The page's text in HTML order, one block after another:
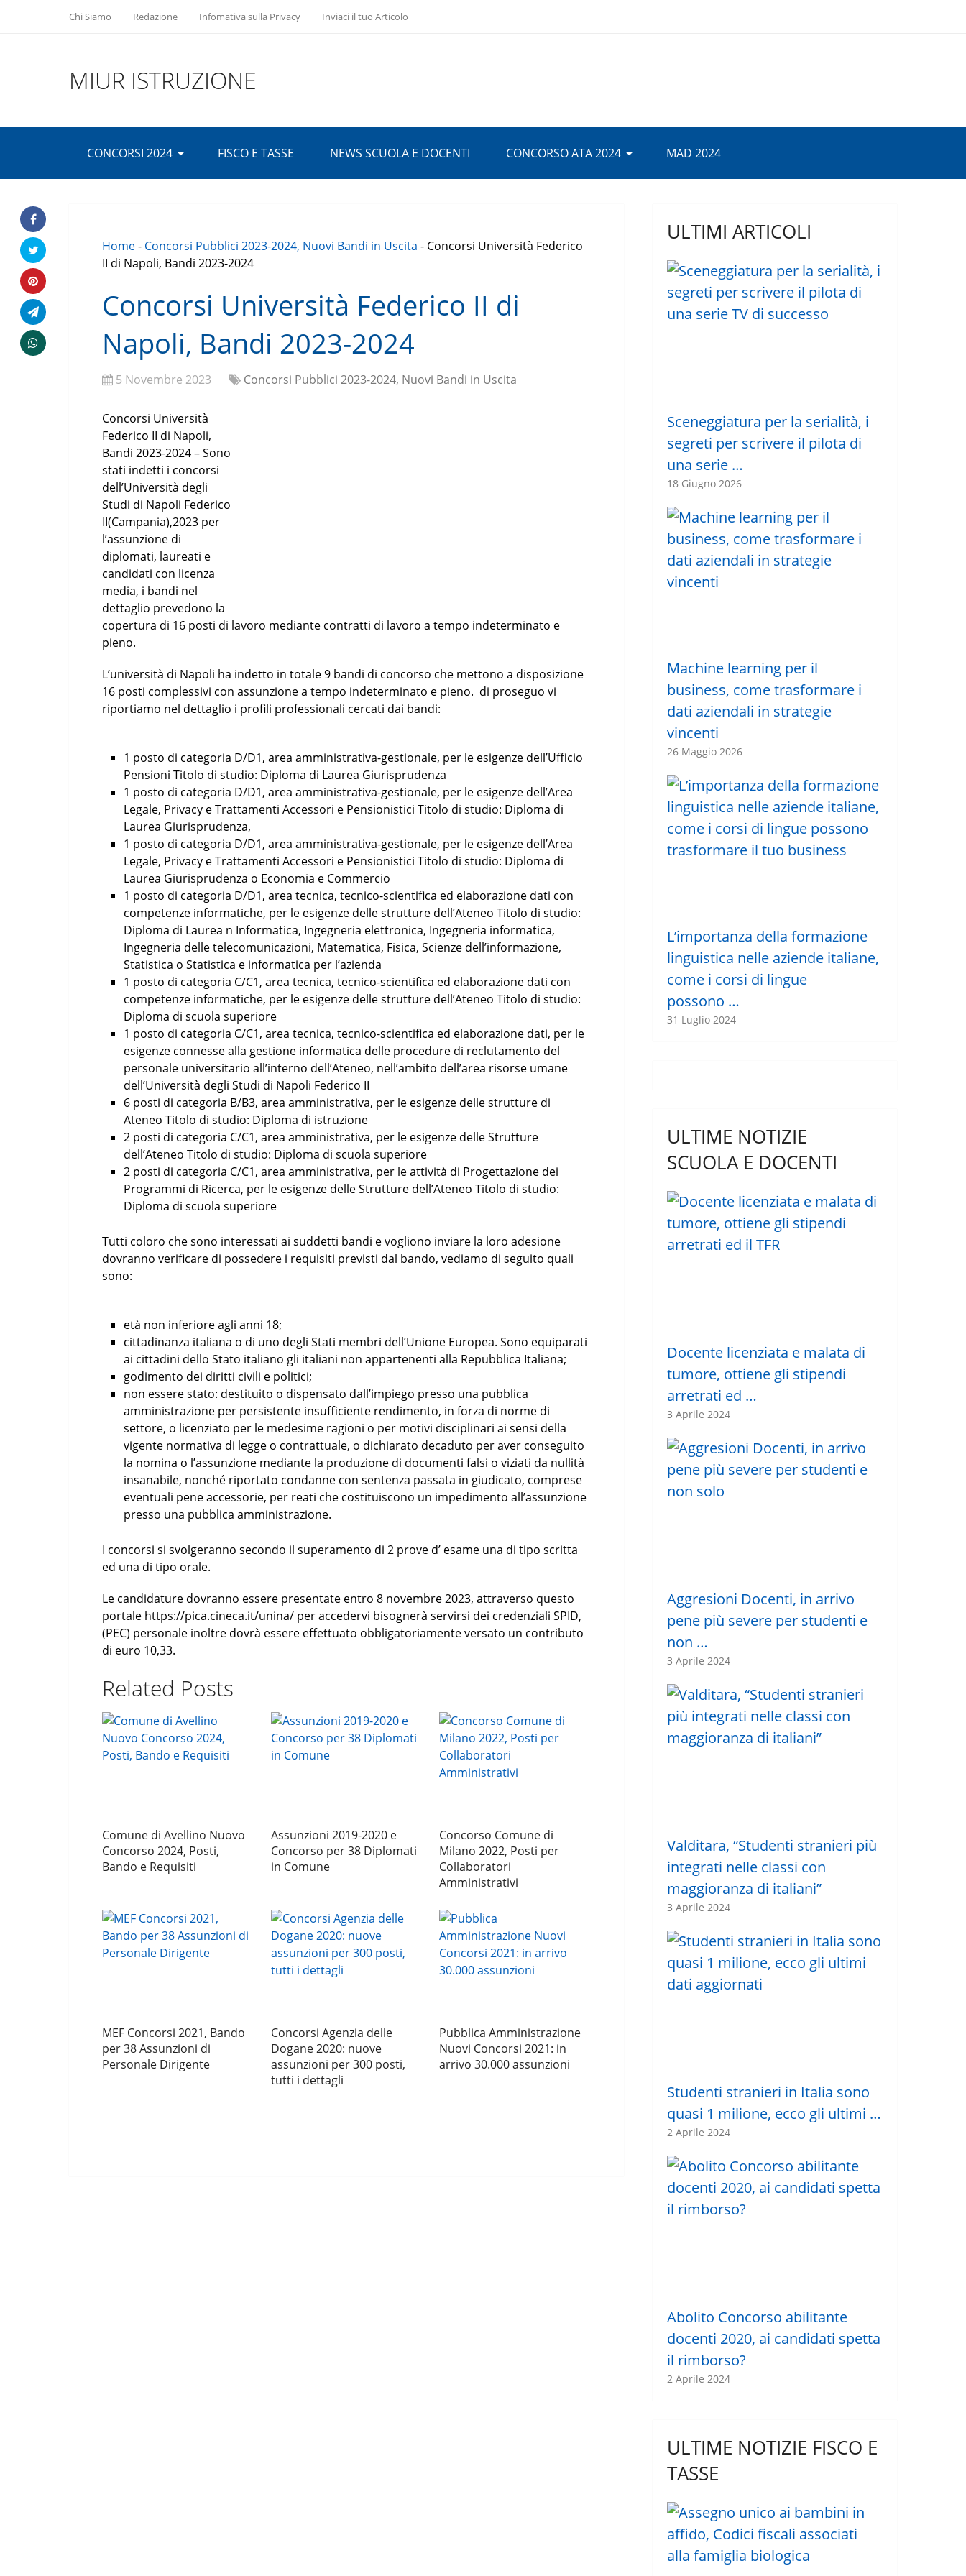
Chi Siamo Redazione Infomativa sulla Privacy Inviaci il tuo Articolo
MIUR ISTRUZIONE
CONCORSI 2024 FISCO E TASSE NEWS SCUOLA E DOCENTI CONCORSO ATA 2024 MAD 2024
Home- Concorsi Pubblici 2023-2024, Nuovi Bandi in Uscita - Concorsi Università Federico
II di Napoli, Bandi 2023-2024
Concorsi Università Federico II di
Napoli, Bandi 2023-2024
5 Novembre 2023 Concorsi Pubblici 2023-2024, Nuovi Bandi in Uscita
Concorsi Università
Federico II di Napoli,
Bandi 2023-2024 – Sono
stati indetti i concorsi
dell’Università degli
Studi di Napoli Federico
II(Campania),2023 per
l’assunzione di
diplomati, laureati e
candidati con licenza
media, i bandi nel
dettaglio prevedono la
copertura di 16 posti di lavoro mediante contratti di lavoro a tempo indeterminato e
pieno.
L’università di Napoli ha indetto in totale 9 bandi di concorso che mettono a disposizione
16 posti complessivi con assunzione a tempo indeterminato e pieno. di proseguo vi
riportiamo nel dettaglio i profili professionali cercati dai bandi:
1 posto di categoria D/D1, area amministrativa-gestionale, per le esigenze dell’Ufficio
Pensioni Titolo di studio: Diploma di Laurea Giurisprudenza
1 posto di categoria D/D1, area amministrativa-gestionale, per le esigenze dell’Area
Legale, Privacy e Trattamenti Accessori e Pensionistici Titolo di studio: Diploma di
Laurea Giurisprudenza,
1 posto di categoria D/D1, area amministrativa-gestionale, per le esigenze dell’Area
Legale, Privacy e Trattamenti Accessori e Pensionistici Titolo di studio: Diploma di
Laurea Giurisprudenza o Economia e Commercio
1 posto di categoria D/D1, area tecnica, tecnico-scientifica ed elaborazione dati con
competenze informatiche, per le esigenze delle strutture dell’Ateneo Titolo di studio:
Diploma di Laurea n Informatica, Ingegneria elettronica, Ingegneria informatica,
Ingegneria delle telecomunicazioni, Matematica, Fisica, Scienze dell’informazione,
Statistica o Statistica e informatica per l’azienda
1 posto di categoria C/C1, area tecnica, tecnico-scientifica ed elaborazione dati con
competenze informatiche, per le esigenze delle strutture dell’Ateneo Titolo di studio:
Diploma di scuola superiore
1 posto di categoria C/C1, area tecnica, tecnico-scientifica ed elaborazione dati, per le
esigenze connesse alla gestione informatica delle procedure di reclutamento del
personale universitario all’interno dell’Ateneo, nell’ambito dell’area risorse umane
dell’Università degli Studi di Napoli Federico II
6 posti di categoria B/B3, area amministrativa, per le esigenze delle strutture di
Ateneo Titolo di studio: Diploma di istruzione
2 posti di categoria C/C1, area amministrativa, per le esigenze delle Strutture
dell’Ateneo Titolo di studio: Diploma di scuola superiore
2 posti di categoria C/C1, area amministrativa, per le attività di Progettazione dei
Programmi di Ricerca, per le esigenze delle Strutture dell’Ateneo Titolo di studio:
Diploma di scuola superiore
Tutti coloro che sono interessati ai suddetti bandi e vogliono inviare la loro adesione
dovranno verificare di possedere i requisiti previsti dal bando, vediamo di seguito quali
sono:
età non inferiore agli anni 18;
cittadinanza italiana o di uno degli Stati membri dell’Unione Europea. Sono equiparati
ai cittadini dello Stato italiano gli italiani non appartenenti alla Repubblica Italiana;
godimento dei diritti civili e politici;
non essere stato: destituito o dispensato dall’impiego presso una pubblica
amministrazione per persistente insufficiente rendimento, in forza di norme di
settore, o licenziato per le medesime ragioni o per motivi disciplinari ai sensi della
vigente normativa di legge o contrattuale, o dichiarato decaduto per aver conseguito
la nomina o l’assunzione mediante la produzione di documenti falsi o viziati da nullità
insanabile, nonché riportato condanne con sentenza passata in giudicato, comprese
eventuali pene accessorie, per reati che costituiscono un impedimento all’assunzione
presso una pubblica amministrazione.
I concorsi si svolgeranno secondo il superamento di 2 prove d’ esame una di tipo scritta
ed una di tipo orale.
Le candidature dovranno essere presentate entro 8 novembre 2023, attraverso questo
portale https://pica.cineca.it/unina/ per accedervi bisognerà servirsi dei credenziali SPID,
(PEC) personale inoltre dovrà essere effettuato obbligatoriamente versato un contributo
di euro 10,33.
Related Posts
Comune di Avellino Nuovo
Concorso 2024, Posti,
Bando e Requisiti
Assunzioni 2019-2020 e
Concorso per 38 Diplomati
in Comune
Concorso Comune di
Milano 2022, Posti per
Collaboratori
Amministrativi
MEF Concorsi 2021, Bando
per 38 Assunzioni di
Personale Dirigente
Concorsi Agenzia delle
Dogane 2020: nuove
assunzioni per 300 posti,
tutti i dettagli
Pubblica Amministrazione
Nuovi Concorsi 2021: in
arrivo 30.000 assunzioni
ULTIMI ARTICOLI
Sceneggiatura per la serialità, i
segreti per scrivere il pilota di
una serie …
18 Giugno 2026
Machine learning per il
business, come trasformare i
dati aziendali in strategie
vincenti
26 Maggio 2026
L’importanza della formazione
linguistica nelle aziende italiane,
come i corsi di lingue
possono …
31 Luglio 2024
ULTIME NOTIZIE
SCUOLA E DOCENTI
Docente licenziata e malata di
tumore, ottiene gli stipendi
arretrati ed …
3 Aprile 2024
Aggresioni Docenti, in arrivo
pene più severe per studenti e
non …
3 Aprile 2024
Valditara, “Studenti stranieri più
integrati nelle classi con
maggioranza di italiani”
3 Aprile 2024
Studenti stranieri in Italia sono
quasi 1 milione, ecco gli ultimi …
2 Aprile 2024
Abolito Concorso abilitante
docenti 2020, ai candidati spetta
il rimborso?
2 Aprile 2024
ULTIME NOTIZIE FISCO E
TASSE